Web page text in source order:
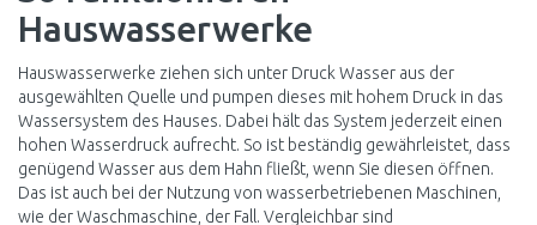
Hauswasserwerke
Hauswasserwerke ziehen sich unter Druck Wasser aus der
ausgewählten Quelle und pumpen dieses mit hohem Druck in das
Wassersystem des Hauses. Dabei hält das System jederzeit einen
hohen Wasserdruck aufrecht. So ist beständig gewährleistet, dass
genügend Wasser aus dem Hahn fließt, wenn Sie diesen öffnen.
Das ist auch bei der Nutzung von wasserbetriebenen Maschinen,
wie der Waschmaschine, der Fall. Vergleichbar sind